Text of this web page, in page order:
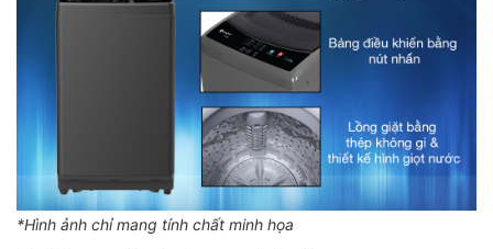
*Hình ảnh chỉ mang tính chất minh họa